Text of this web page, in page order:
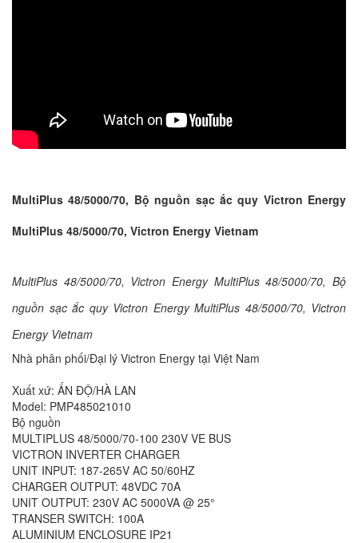
MultiPlus 48/5000/70, Bộ nguồn sạc ắc quy Victron Energy
MultiPlus 48/5000/70, Victron Energy Vietnam
MultiPlus 48/5000/70, Victron Energy MultiPlus 48/5000/70, Bộ
nguồn sạc ắc quy Victron Energy MultiPlus 48/5000/70, Victron
Energy Vietnam
Nhà phân phối/Đại lý Victron Energy tại Việt Nam
Xuất xứ: ẤN ĐỘ/HÀ LAN
Model: PMP485021010
Bộ nguồn
MULTIPLUS 48/5000/70-100 230V VE BUS
VICTRON INVERTER CHARGER
UNIT INPUT: 187-265V AC 50/60HZ
CHARGER OUTPUT: 48VDC 70A
UNIT OUTPUT: 230V AC 5000VA @ 25°
TRANSER SWITCH: 100A
ALUMINIUM ENCLOSURE IP21